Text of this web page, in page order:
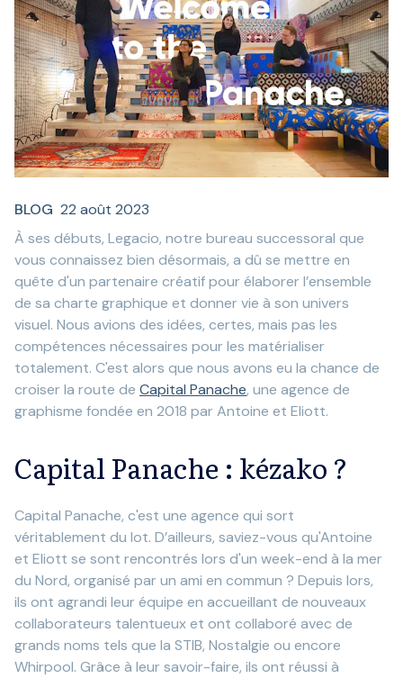
BLOG 22 août 2023
À ses débuts, Legacio, notre bureau successoral que
vous connaissez bien désormais, a dû se mettre en
quête d'un partenaire créatif pour élaborer l’ensemble
de sa charte graphique et donner vie à son univers
visuel. Nous avions des idées, certes, mais pas les
compétences nécessaires pour les matérialiser
totalement. C'est alors que nous avons eu la chance de
croiser la route de Capital Panache, une agence de
graphisme fondée en 2018 par Antoine et Eliott.
Capital Panache : kézako ?
Capital Panache, c'est une agence qui sort
véritablement du lot. D’ailleurs, saviez-vous qu'Antoine
et Eliott se sont rencontrés lors d'un week-end à la mer
du Nord, organisé par un ami en commun ? Depuis lors,
ils ont agrandi leur équipe en accueillant de nouveaux
collaborateurs talentueux et ont collaboré avec de
grands noms tels que la STIB, Nostalgie ou encore
Whirpool. Grâce à leur savoir-faire, ils ont réussi à